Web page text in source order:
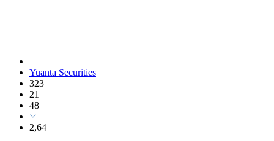
Yuanta Securities
323
21
48
2,64